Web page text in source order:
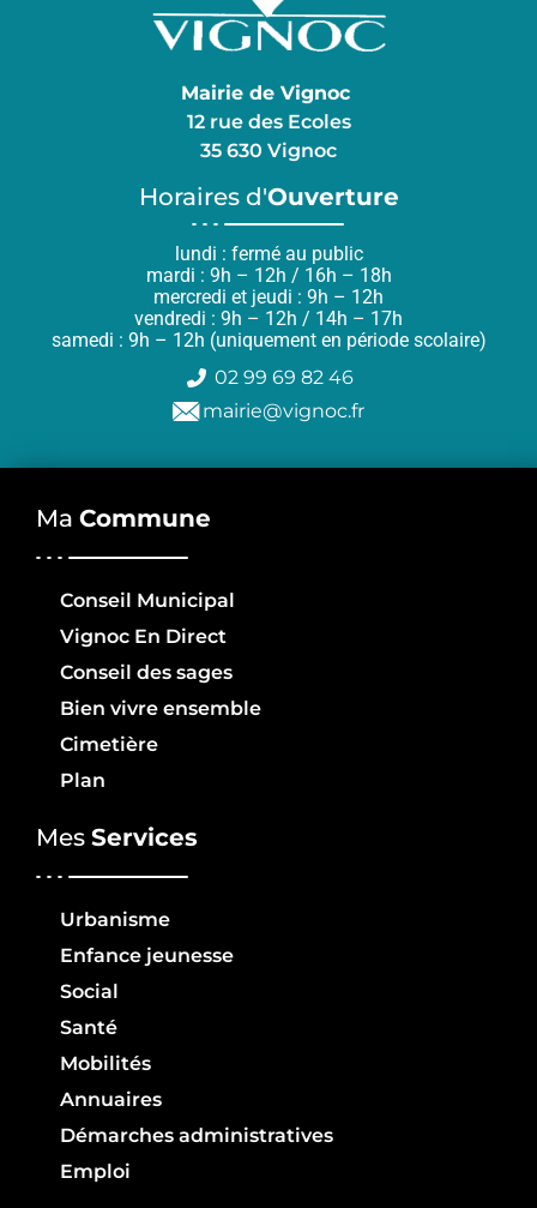
Mairie de Vignoc
12 rue des Ecoles
35 630 Vignoc
Horaires d'Ouverture
lundi : fermé au public
mardi : 9h – 12h / 16h – 18h
mercredi et jeudi : 9h – 12h
vendredi : 9h – 12h / 14h – 17h
samedi : 9h – 12h (uniquement en période scolaire)
02 99 69 82 46
mairie@vignoc.fr
Ma Commune
Conseil Municipal
Vignoc En Direct
Conseil des sages
Bien vivre ensemble
Cimetière
Plan
Mes Services
Urbanisme
Enfance jeunesse
Social
Santé
Mobilités
Annuaires
Démarches administratives
Emploi